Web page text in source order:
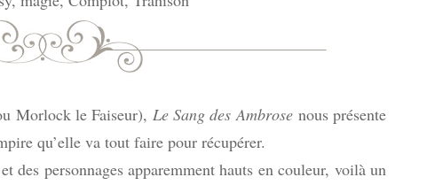
Morlock le Faiseur),Le Sang des Ambrosenous présente
qu’elle va tout faire pour récupérer.
des personnages apparemment hauts en couleur, voilà un